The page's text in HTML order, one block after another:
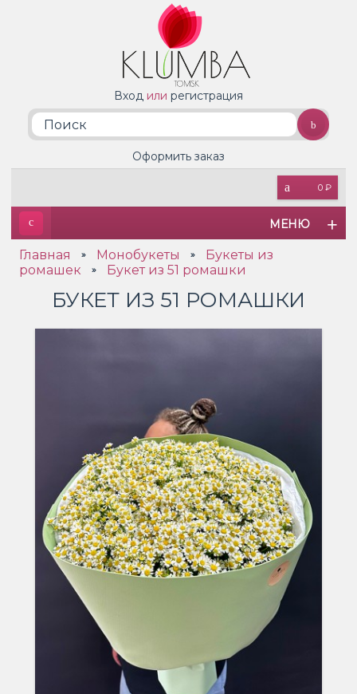
Вход или регистрация
0 ₽
Оформить заказ
МЕНЮ
Главная » Монобукеты »
Букеты из
ромашек
» Букет из 51 ромашки
БУКЕТ ИЗ 51 РОМАШКИ